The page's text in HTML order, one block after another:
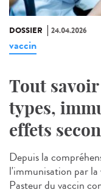
DOSSIER 24.04.2026
vaccin
Tout
types,
effets
Depuis la
l'immunisation par
Pasteur du vaccin